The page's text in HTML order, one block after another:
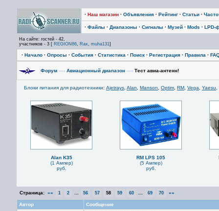
· Наш магазин · Объявления · Рейтинг · Статьи ·
· Файлы · Диапазоны · Сигналы · Музей · Mods · LPD-
На сайте: гостей - 42,
участников - 3 [ REGION86, Rax, muha131]
· Начало · Опросы · События · Статистика · Поиск · Регистрация · Правила ·
Форум —› Авиационный диапазон —› Тест авиа-антенн!
Блоки питания для радиотехники: Ajetrays Alan Manson Optim RM Vega Yaesu
Alan K35
(1 Ампер)
руб.
RM LPS 105
(5 Ампер)
руб.
Страница: «« 1 2 56 57 58 59 60 69 70 »»
Автор
Сообщение